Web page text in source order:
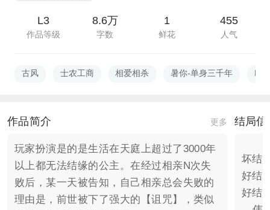
L3
作品等级
8.6万
字数
1
鲜花
455
人气
古风 士农工商 相爱相杀 暑你-单身三千年 L3
作品简介 更多
玩家扮演是的是生活在天庭上超过了3000年
以上都无法结缘的公主。在经过相亲N次失
败后，某一天被告知，自己相亲总会失败的
理由是，前世被下了强大的【诅咒】，类似
结局信
坏结
好结
好结